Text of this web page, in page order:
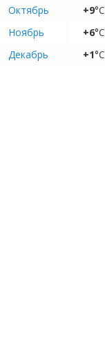
Октябрь
+9°C
Ноябрь
+6°C
Декабрь
+1°C